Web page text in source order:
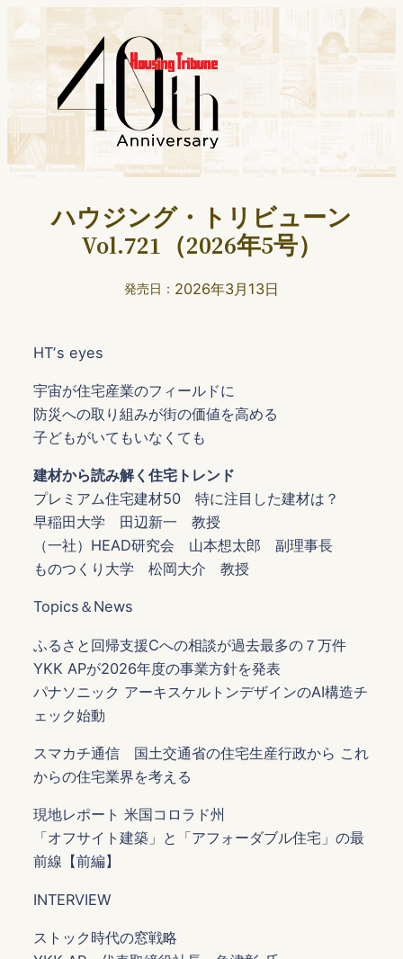
ハウジング・トリビューン
Vol.721（2026年5号）
発売日： 2026年3月13日
HTʼs eyes
宇宙が住宅産業のフィールドに
防災への取り組みが街の価値を高める
子どもがいてもいなくても
建材から読み解く住宅トレンド
プレミアム住宅建材50 特に注目した建材は？
早稲田大学 田辺新一 教授
（一社）HEAD研究会 山本想太郎 副理事長
ものつくり大学 松岡大介 教授
Topics＆News
ふるさと回帰支援Cへの相談が過去最多の７万件
YKK APが2026年度の事業方針を発表
パナソニック アーキスケルトンデザインのAI構造チ
ェック始動
スマカチ通信 国土交通省の住宅生産行政から これ
からの住宅業界を考える
現地レポート 米国コロラド州
「オフサイト建築」と「アフォーダブル住宅」の最
前線【前編】
INTERVIEW
ストック時代の窓戦略